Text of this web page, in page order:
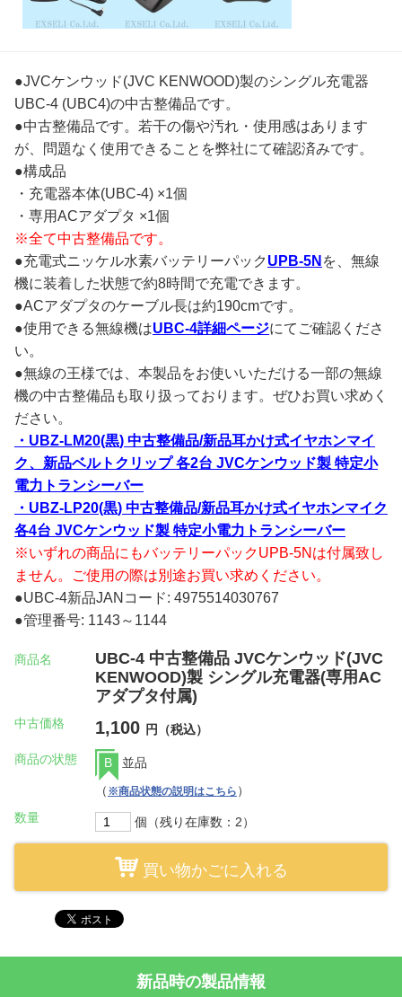
●JVCケンウッド(JVC KENWOOD)製のシングル充電器
UBC-4 (UBC4)の中古整備品です。
●中古整備品です。若干の傷や汚れ・使用感はあります
が、問題なく使用できることを弊社にて確認済みです。
●構成品
・充電器本体(UBC-4) ×1個
・専用ACアダプタ ×1個
※全て中古整備品です。
●充電式ニッケル水素バッテリーパック UPB-5N を、無線
機に装着した状態で約8時間で充電できます。
●ACアダプタのケーブル長は約190cmです。
●使用できる無線機はUBC-4詳細ページにてご確認くださ
い。
●無線の王様では、本製品をお使いいただける一部の無線
機の中古整備品も取り扱っております。ぜひお買い求めく
ださい。
・UBZ-LM20(黒) 中古整備品/新品耳かけ式イヤホンマイ
ク、新品ベルトクリップ 各2台 JVCケンウッド製 特定小
電力トランシーバー
・UBZ-LP20(黒) 中古整備品/新品耳かけ式イヤホンマイク
各4台 JVCケンウッド製 特定小電力トランシーバー
※いずれの商品にもバッテリーパックUPB-5Nは付属致し
ません。ご使用の際は別途お買い求めください。
●UBC-4新品JANコード: 4975514030767
●管理番号: 1143～1144
商品名
UBC-4 中古整備品 JVCケンウッド(JVC
KENWOOD)製 シングル充電器(専用AC
アダプタ付属)
中古価格 1,100 円（税込）
商品の状態 B
並品
（ ※商品状態の説明はこちら ）
数量
個（残り在庫数：2）
買い物かごに入れる
新品時の製品情報